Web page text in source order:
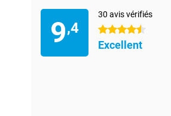
9,4
30 avis vérifiés
4.5 étoiles
Excellent